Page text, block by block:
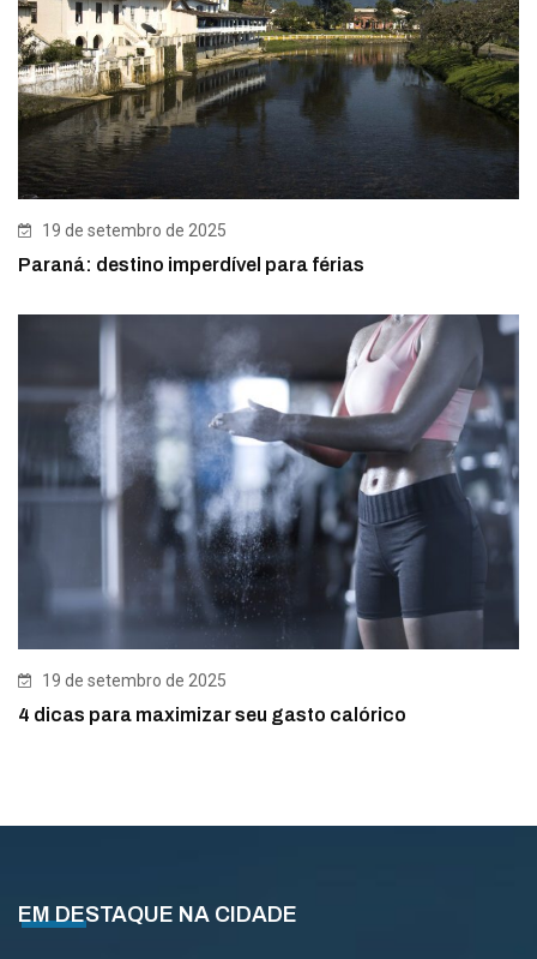
19 de setembro de 2025
Paraná: destino imperdível para férias
19 de setembro de 2025
4 dicas para maximizar seu gasto calórico
EM DESTAQUE NA CIDADE